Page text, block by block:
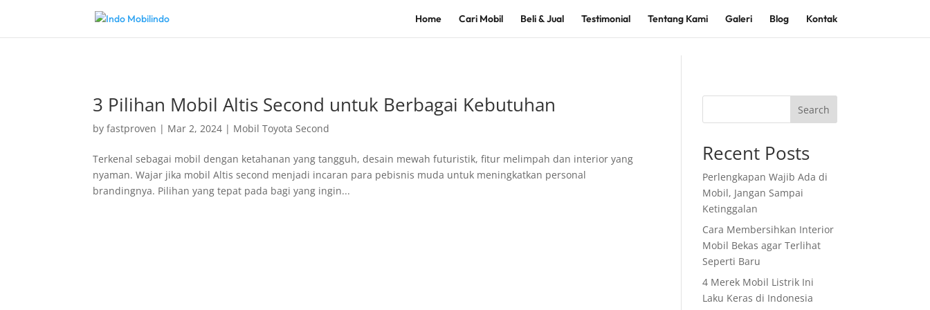
Home Cari Mobil Beli & Jual Testimonial Tentang Kami Galeri Blog Kontak
3 Pilihan Mobil Altis Second untuk Berbagai Kebutuhan
byfastproven | Mar 2, 2024 | Mobil Toyota Second
Terkenal sebagai mobil dengan ketahanan yang tangguh, desain mewah futuristik, fitur melimpah dan interior yang
nyaman. Wajar jika mobil Altis second menjadi incaran para pebisnis muda untuk meningkatkan personal
brandingnya. Pilihan yang tepat pada bagi yang ingin...
Search
Recent Posts
Perlengkapan Wajib Ada di
Mobil, Jangan Sampai
Ketinggalan
Cara Membersihkan Interior
Mobil Bekas agar Terlihat
Seperti Baru
4 Merek Mobil Listrik Ini
Laku Keras di Indonesia